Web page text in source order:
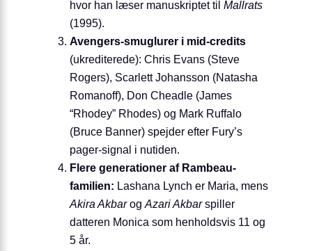
hvor han læser manuskriptet til Mallrats
(1995).
Avengers-smuglurer i mid-credits
(ukrediterede): Chris Evans (Steve
Rogers), Scarlett Johansson (Natasha
Romanoff), Don Cheadle (James
“Rhodey” Rhodes) og Mark Ruffalo
(Bruce Banner) spejder efter Fury’s
pager-signal i nutiden.
Flere generationer af Rambeau-
familien: Lashana Lynch er Maria, mens
Akira Akbarog Azari Akbarspiller
datteren Monica som henholdsvis 11 og
5 år.